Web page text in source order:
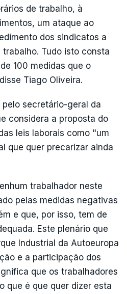
de trabalho, à
um ataque ao
dos sindicatos a
Tudo isto consta
100 medidas que o
Tiago Oliveira.
secretário-geral da
considera a proposta do
leis laborais como "um
que quer precarizar ainda
trabalhador neste
pelas medidas negativas
e que, por isso, tem de
Este plenário que
Industrial da Autoeuropa
e a participação dos
que os trabalhadores
que é que quer dizer esta